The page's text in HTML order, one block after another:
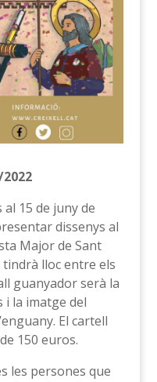
15 de juny de
dissenys al
Major de Sant
tindrà lloc entre els
guanyador serà la
i la imatge del
El cartell
150 euros.
les persones que